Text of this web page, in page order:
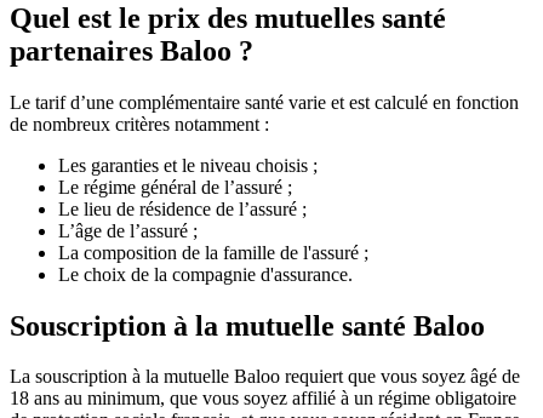
Quel est le prix des mutuelles santé
partenaires Baloo ?
Le tarif d’une complémentaire santé varie et est calculé en fonction
de nombreux critères notamment :
Les garanties et le niveau choisis ;
Le régime général de l’assuré ;
Le lieu de résidence de l’assuré ;
L’âge de l’assuré ;
La composition de la famille de l'assuré ;
Le choix de la compagnie d'assurance.
Souscription à la mutuelle santé Baloo
La souscription à la mutuelle Baloo requiert que vous soyez âgé de
18 ans au minimum, que vous soyez affilié à un régime obligatoire